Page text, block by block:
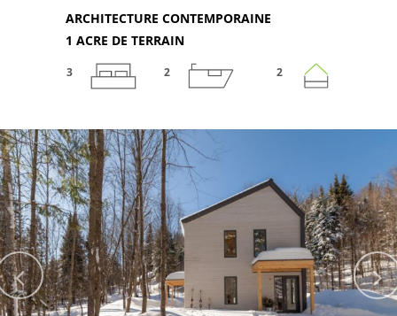
ARCHITECTURE CONTEMPORAINE
1 ACRE DE TERRAIN
3 2 2